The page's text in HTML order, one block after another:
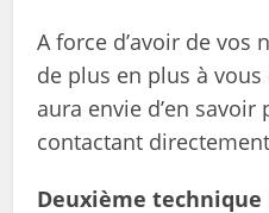
A force d’avoir de vos
de plus en plus à
aura envie d’en savoir
contactant
Deuxième technique